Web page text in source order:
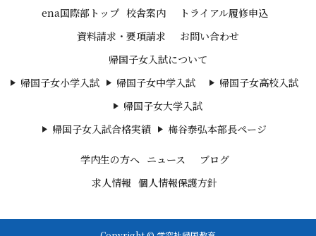
ena国際部トップ 校舎案内
トライアル履修申込
資料請求・要項請求
お問い合わせ
帰国子女入試について
帰国子女小学入試
帰国子女中学入試
帰国子女高校入試
帰国子女大学入試
帰国子女入試合格実績
梅谷泰弘本部長ページ
学内生の方へ ニュース
ブログ
求人情報 個人情報保護方針